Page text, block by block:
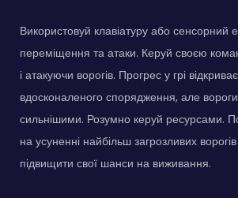
Використовуй клавіатуру або сенсорний
переміщення та атаки. Керуй своєю
і атакуючи ворогів. Прогрес у грі
вдосконаленого спорядження, але
сильнішими. Розумно керуй ресурсами.
на усуненні найбільш загрозливих
підвищити свої шанси на виживання.